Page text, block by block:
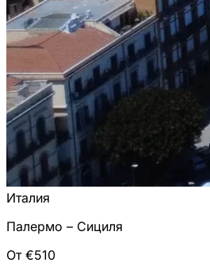
Италия
Палермо – Сициля
От €510